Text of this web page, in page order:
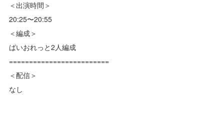
＜出演時間＞
20:25〜20:55
＜編成＞
ばいおれっと2人編成
=========================
＜配信＞
なし